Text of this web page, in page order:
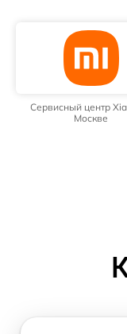
Сервисный центр
Москве